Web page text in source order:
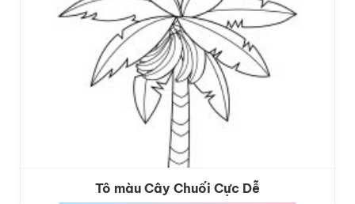
Tô màu Cây Chuối Cực Dễ